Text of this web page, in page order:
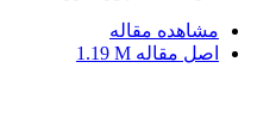
مشاهده مقاله
اصل مقاله 1.19 M